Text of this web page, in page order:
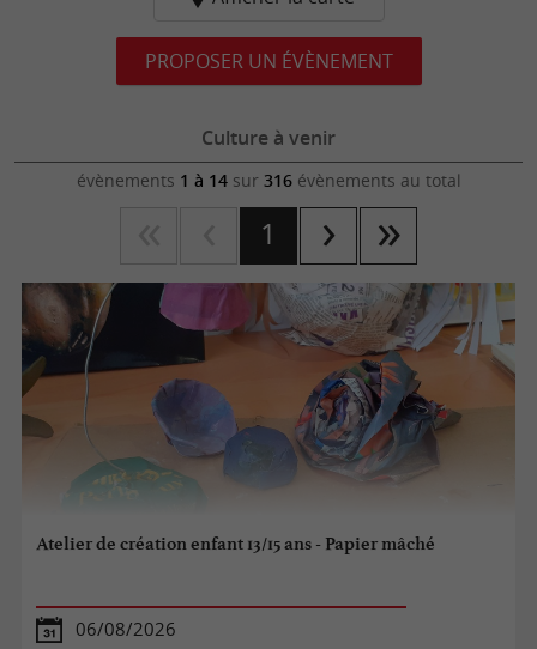
PROPOSER UN ÉVÈNEMENT
Culture à venir
évènements 1 à 14sur 316évènements au total
1
Atelier de création enfant 13/15 ans - Papier mâché
06/08/2026